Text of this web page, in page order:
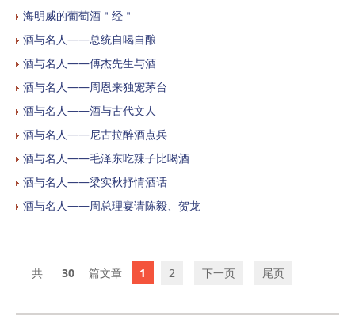
海明威的葡萄酒＂经＂
酒与名人——总统自喝自酿
酒与名人——傅杰先生与酒
酒与名人——周恩来独宠茅台
酒与名人——酒与古代文人
酒与名人——尼古拉醉酒点兵
酒与名人——毛泽东吃辣子比喝酒
酒与名人——梁实秋抒情酒话
酒与名人——周总理宴请陈毅、贺龙
30 1 2 下一页 尾页